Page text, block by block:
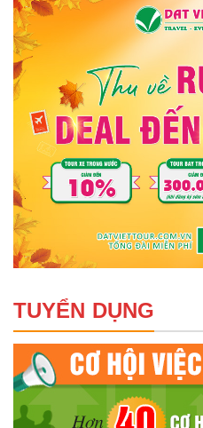
TUYỂN DỤNG